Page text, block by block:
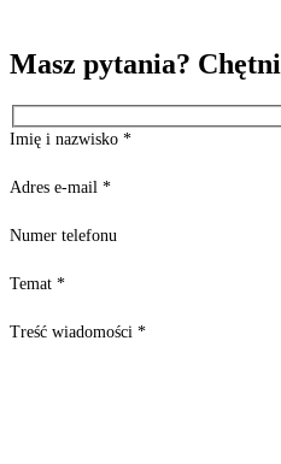
Masz pytania?
Imię i nazwisko *
Adres e-mail *
Numer telefonu
Temat *
Treść wiadomości *